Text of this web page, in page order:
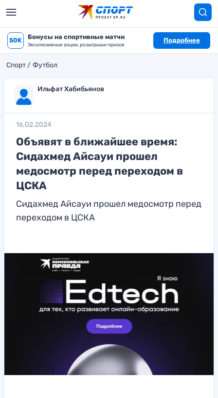
50K Бонусы на спортивные матчи
Эксклюзивные акции, розыгрыши призов
Подробнее
Спорт Футбол
Ильфат Хабибьянов
16.02.2024
Объявят в ближайшее время:
Сидахмед Айсауи прошел
медосмотр перед переходом в
ЦСКА
Сидахмед Айсауи прошел медосмотр перед
переходом в ЦСКА